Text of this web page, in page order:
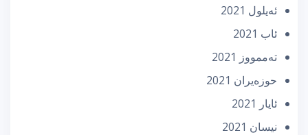
ئه‌یلول 2021
ئاب 2021
تەممووز 2021
حوزه‌یران 2021
ئایار 2021
نیسان 2021